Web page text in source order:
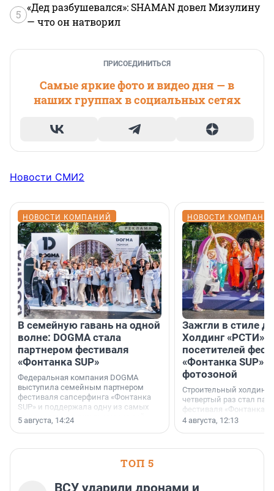
5
«Дед разбушевался»: SHAMAN довел Мизулину
— что он натворил
ПРИСОЕДИНИТЬСЯ
Самые яркие фото и видео дня — в
наших группах в социальных сетях
Новости СМИ2
НОВОСТИ КОМПАНИЙ
В семейную гавань на одной
волне: DOGMA стала
партнером фестиваля
«Фонтанка SUP»
Федеральная компания DOGMA
выступила семейным партнером
фестиваля сапсерфинга «Фонтанка
SUP» и поддержала одну из самых
ярких и романтичных номинаций —
«SUP-свадьба».
5 августа, 14:24
НОВОСТИ
Зажгли в стиле
Холдинг «РСТИ»
посетителей
«Фонтанка SUP»
фотозоной
Строительный холдинг
четвертый раз стал
фестиваля «Фонтанка
раз компания
посетителям
4 августа, 12:13
ТОП 5
ВСУ ударили дронами и